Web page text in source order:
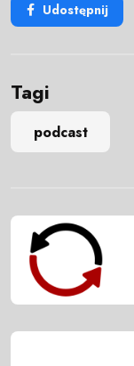
Udostępnij
Tagi
podcast